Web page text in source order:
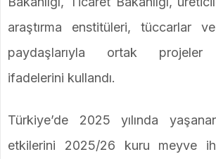
araştırma enstitüleri, tüccarlar
paydaşlarıyla ortak projeler
ifadelerini kullandı.
Türkiye’de 2025 yılında
etkilerini 2025/26 kuru meyve